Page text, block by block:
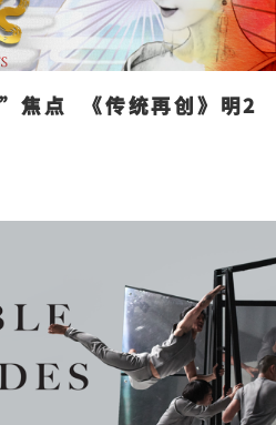
焦点  《传统再创》明2